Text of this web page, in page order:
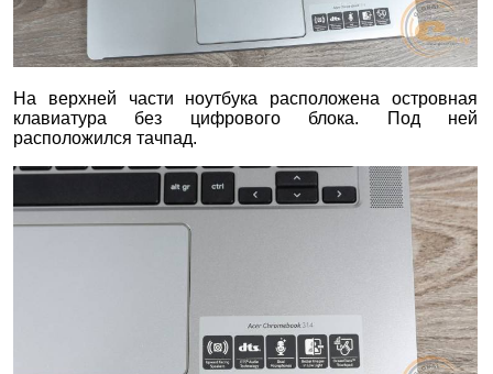
На верхней части ноутбука расположена островная
клавиатура без цифрового блока. Под ней
расположился тачпад.